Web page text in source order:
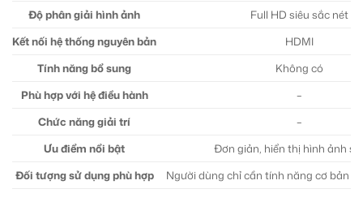
Độ phân giải hình ảnh
Full HD siêu sắc nét
Kết nối hệ thống nguyên bản
HDMI
Tính năng bổ sung
Không có
Phù hợp với hệ điều hành
–
Chức năng giải trí
–
Ưu điểm nổi bật
Đơn giản, hiển thị hình ảnh
Đối tượng sử dụng phù hợp
Người dùng chỉ cần tính năng cơ bản